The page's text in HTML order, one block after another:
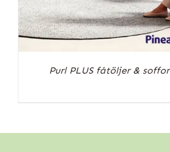
Purl PLUS fåtöljer & soffor